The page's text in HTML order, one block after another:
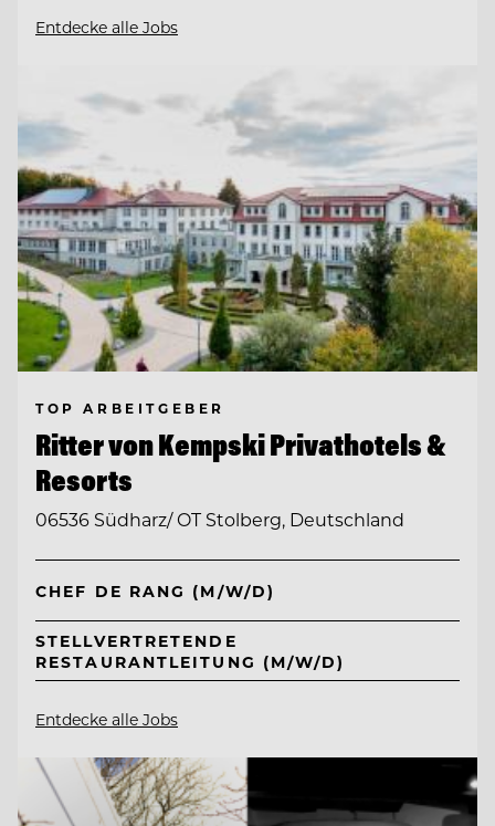
Entdecke alle Jobs
TOP ARBEITGEBER
Ritter von Kempski Privathotels &
Resorts
06536 Südharz/ OT Stolberg, Deutschland
CHEF DE RANG (M/W/D)
STELLVERTRETENDE
RESTAURANTLEITUNG (M/W/D)
Entdecke alle Jobs